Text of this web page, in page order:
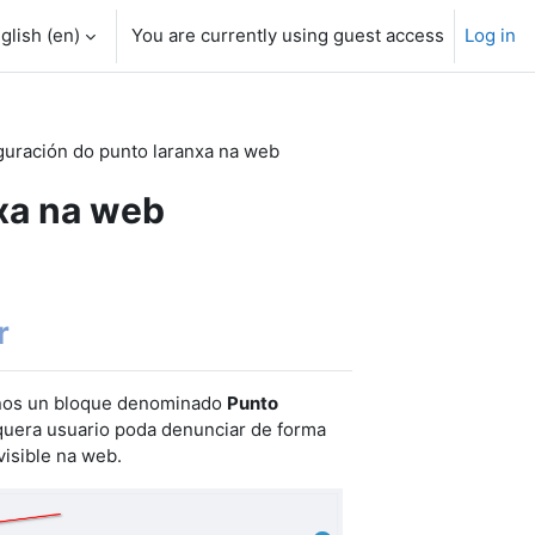
‎(en)‎ You are currently using guest access Log in
do punto laranxa na web
na web
un bloque denominado Punto
usuario poda denunciar de forma
na web.